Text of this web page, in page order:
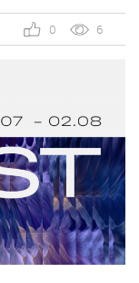
дубайского
[…]
6
0